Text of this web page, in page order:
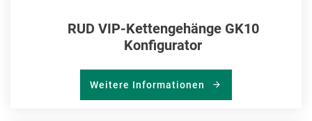
RUD VIP-Kettengehänge GK10
Konfigurator
Weitere Informationen